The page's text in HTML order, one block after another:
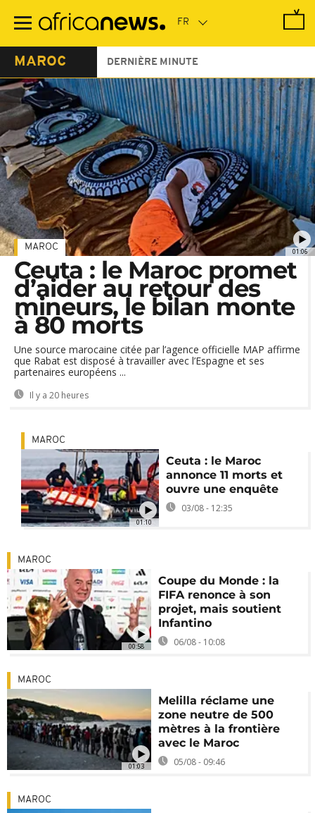
contenu
MAROC DERNIÈRE MINUTE
01:06
MAROC
Ceuta : le Maroc promet
d’aider au retour des
mineurs, le bilan monte
à 80 morts
Une source marocaine citée par l’agence officielle MAP affirme
que Rabat est disposé à travailler avec l’Espagne et ses
partenaires européens ...
Il y a 20 heures
01:10
MAROC
Ceuta : le Maroc
annonce 11 morts et
ouvre une enquête
03/08 - 12:35
00:58
MAROC
Coupe du Monde : la
FIFA renonce à son
projet, mais soutient
Infantino
06/08 - 10:08
01:03
MAROC
Melilla réclame une
zone neutre de 500
mètres à la frontière
avec le Maroc
05/08 - 09:46
MAROC